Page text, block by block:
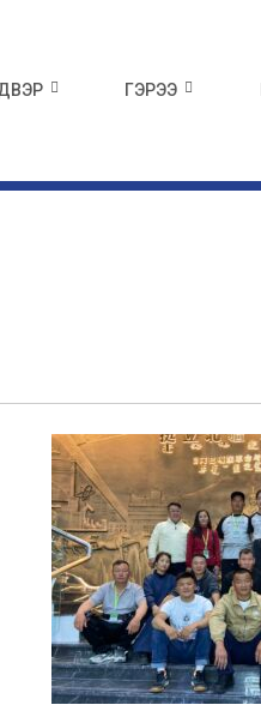
ГЭРЭЭ